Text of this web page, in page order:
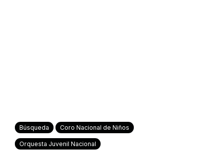
Búsqueda Coro Nacional de Niños
Orquesta Juvenil Nacional